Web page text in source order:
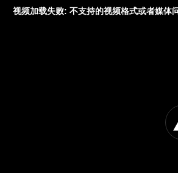
视频加载失败: 不支持的视频格式或者媒体